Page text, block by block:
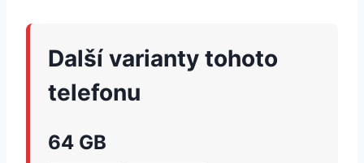
Další varianty tohoto
telefonu
64 GB